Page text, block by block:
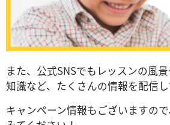
また、公式SNSでもレッスンの風
知識など、たくさんの情報を配信し
キャンペーン情報もございますの